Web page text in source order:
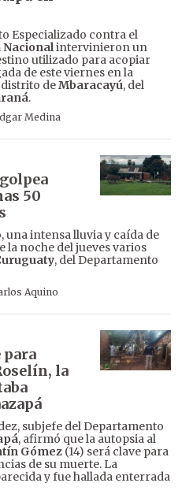
Especializado contra el
Nacionalintervinieron un
utilizado para acopiar
de este viernes en la
distrito deMbaracayú, del
.
Medina
50
una intensa lluvia y caída de
noche del jueves varios
, del Departamento
Aquino
para
la
subjefe del Departamento
, afirmó que la autopsia al
Gómez (14) será clave para
de su muerte. La
y fue hallada enterrada